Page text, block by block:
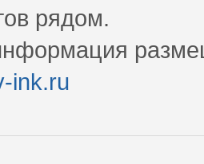
рядом.
ink.ru